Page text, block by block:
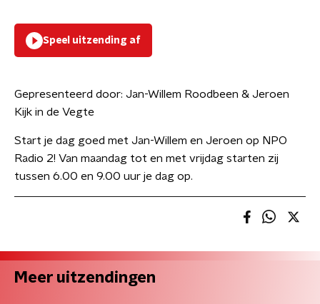
Speel uitzending af
Gepresenteerd door: Jan-Willem Roodbeen & Jeroen
Kijk in de Vegte
Start je dag goed met Jan-Willem en Jeroen op NPO
Radio 2! Van maandag tot en met vrijdag starten zij
tussen 6.00 en 9.00 uur je dag op.
Meer uitzendingen